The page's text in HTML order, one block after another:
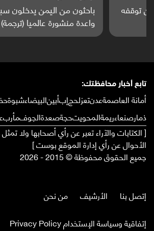
باحثون من اليمن يدخلون سباق أبحاث
واعدة منشورة عالميا (ترجمة)
تابع أخبار محافظتك:
أمانة العاصمةعدنتعزلحجإبأبينالبيضاءشبوة
ذمارصنعاءريمةالمحويتحجةصعدةالجوفمأرب
[ الكتابات والآراء تعبر عن رأي أصحابها ولا
الأحوال عن رأي إدارة الموقع بوست ]
جميع الحقوق محفوظة © 2015 - 2026
إتصل بنا الأرشيف
من نحن
إتفاقية وسياسة الإستخدام Privacy Policy